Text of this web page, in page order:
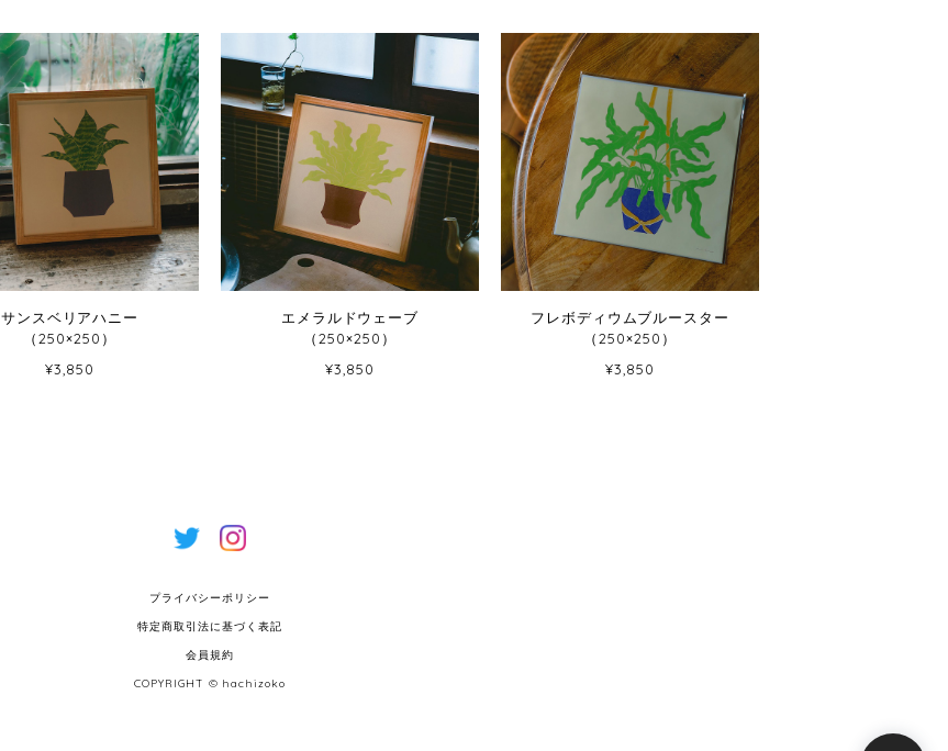
サンスベリアハニー
（250×250）
¥3,850
エメラルドウェーブ
（250×250）
¥3,850
フレボディウムブルースター
（250×250）
¥3,850
プライバシーポリシー
特定商取引法に基づく表記
会員規約
COPYRIGHT © hachizoko